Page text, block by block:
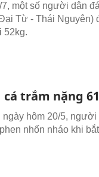
một số người dân
Từ - Thái Nguyên)
52kg.
trắm nặng
ngày hôm 20/5,
nhốn nháo khi